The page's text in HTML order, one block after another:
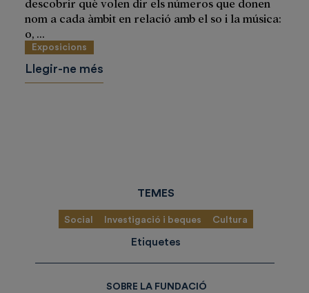
descobrir què volen dir els números que donen
nom a cada àmbit en relació amb el so i la música:
0, ...
Exposicions
Llegir-ne més
TEMES
Social Investigació i beques Cultura
Etiquetes
SOBRE LA FUNDACIÓ